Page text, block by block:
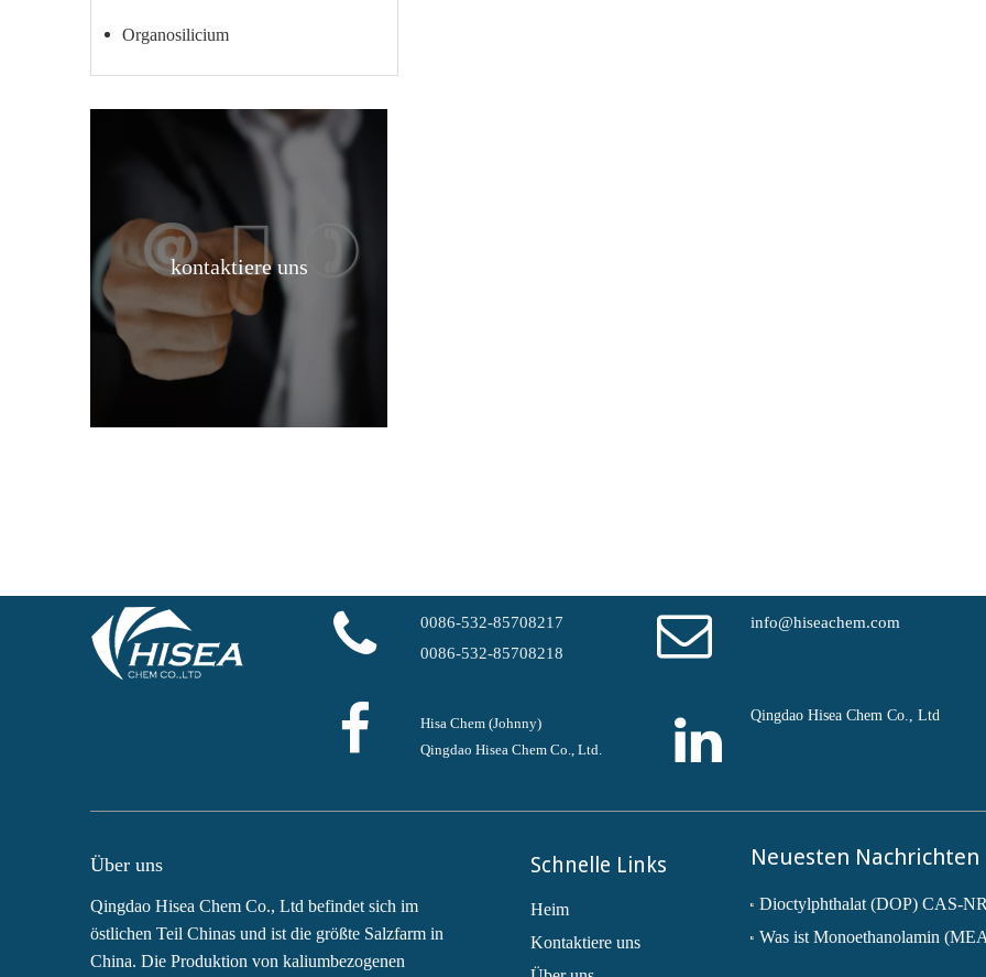
Organosilicium
kontaktiere uns
0086-532-85708217
0086-532-85708218
info@hiseachem.com
Hisa Chem (Johnny)
Qingdao Hisea Chem Co., Ltd.
Qingdao Hisea Chem Co., Ltd
Über uns
Qingdao Hisea Chem Co., Ltd befindet sich im
östlichen Teil Chinas und ist die größte Salzfarm in
China. Die Produktion von kaliumbezogenen
Schnelle Links
Heim
Kontaktiere uns
Neuesten Nachrichten
Was ist Monoethanolamin